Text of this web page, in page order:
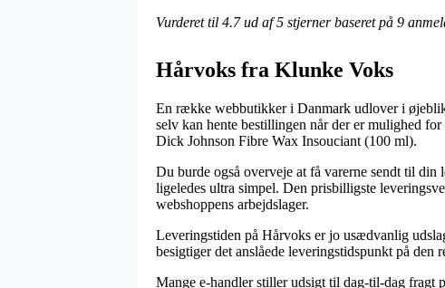
Vurderet til 4.7ud af 5 stjerner baseret på 9
Hårvoks fra Klunke Voks
En række webbutikker i Danmark udlover i
selv kan hente bestillingen når der er mulighed
Dick Johnson Fibre Wax Insouciant (100 ml).
Du burde også overveje at få varerne sendt til
ligeledes ultra simpel. Den prisbilligste
webshoppens arbejdslager.
Leveringstiden på Hårvoks er jo usædvanlig
besigtiger det anslåede leveringstidspunkt på den
Mange e-handler stiller udsigt til dag-til-dag fragt